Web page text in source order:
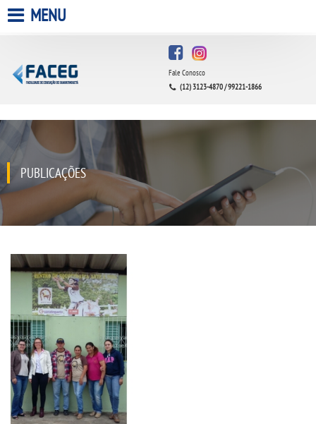
A FACULDADE
QUEM SOMOS
INFRAESTRUTURA
CPA
CPSA
PROUNI
FIES
MENU
Fale Conosco
(12) 3123-4870 / 99221-1866
PUBLICAÇÕES